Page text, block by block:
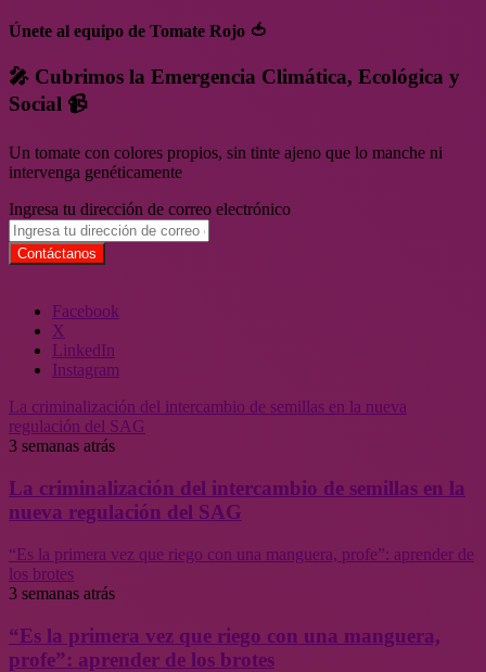
Únete al equipo de Tomate Rojo 🍅
🎤 Cubrimos la Emergencia Climática, Ecológica y
Social 📹
Un tomate con colores propios, sin tinte ajeno que lo manche ni
intervenga genéticamente
Ingresa tu dirección de correo electrónico
Facebook
X
LinkedIn
Instagram
La criminalización del intercambio de semillas en la nueva
regulación del SAG
3 semanas atrás
La criminalización del intercambio de semillas en la
nueva regulación del SAG
“Es la primera vez que riego con una manguera, profe”: aprender de
los brotes
3 semanas atrás
“Es la primera vez que riego con una manguera,
profe”: aprender de los brotes